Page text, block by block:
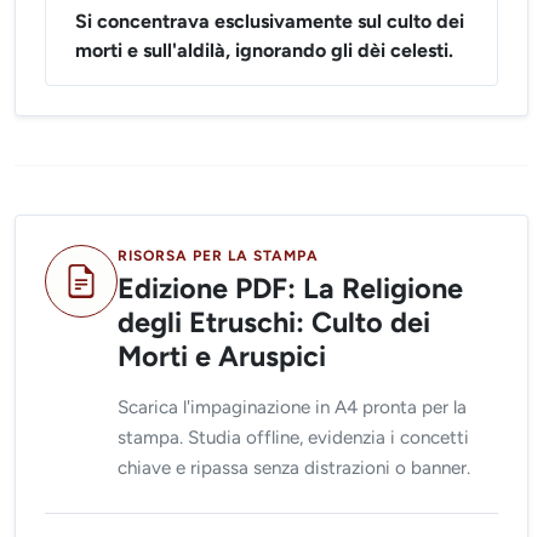
Si concentrava esclusivamente sul culto dei
morti e sull'aldilà, ignorando gli dèi celesti.
RISORSA PER LA STAMPA
Edizione PDF: La Religione
degli Etruschi: Culto dei
Morti e Aruspici
Scarica l'impaginazione in A4 pronta per la
stampa. Studia offline, evidenzia i concetti
chiave e ripassa senza distrazioni o banner.